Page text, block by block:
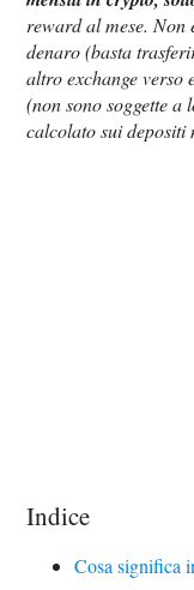
reward al mese. Non
denaro (basta
altro exchange
(non sono soggette
calcolato sui depositi
Indice
Cosa significa